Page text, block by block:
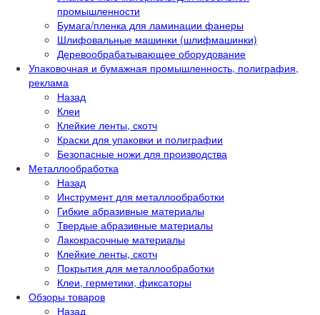
промышленности
Бумага/пленка для ламинации фанеры
Шлифовальные машинки (шлифмашинки)
Деревообрабатывающее оборудование
Упаковочная и бумажная промышленность, полиграфия,
реклама
Назад
Клеи
Клейкие ленты, скотч
Краски для упаковки и полиграфии
Безопасные ножи для производства
Металлообработка
Назад
Инструмент для металлообработки
Гибкие абразивные материалы
Твердые абразивные материалы
Лакокрасочные материалы
Клейкие ленты, скотч
Покрытия для металлообработки
Клеи, герметики, фиксаторы
Обзоры товаров
Назад